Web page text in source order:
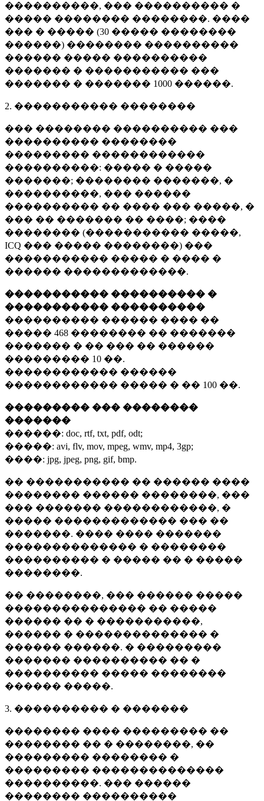
����������, ��� ���������� �
����� �������� ��������. ����
��� � ����� (30 ����� ��������
������) �������� ����������
������ ����� ����������
������� � ����������� ���
������� � ������� 1000 ������.
2. ����������� ��������
��� �������� ���������� ���
���������� ��������
��������� ������������
����������: ����� � �����
�������; �������� �������, �
����������, ��� ������
���������� �� ���� ��� �����, �
��� �� ������� �� ����; ����
�������� (����������� �����,
ICQ ��� ����� ��������) ���
����������� ����� � ���� �
������ �������������.
����������� ���������� �
����������� ����������
���������� ������ ���� ��
����� 468 �������� �� �������
������� � �� ��� �� ������
��������� 10 ��.
������������ ������
������������ ����� � �� 100 ��.
��������� ��� ��������
�������
������: doc, rtf, txt, pdf, odt;
�����: avi, flv, mov, mpeg, wmv, mp4, 3gp;
����: jpg, jpeg, png, gif, bmp.
�� ����������� �� ������ ����
�������� ������ ��������, ���
��� ������� ������������, �
����� ������������� ��� ��
�������. ���� ���� �������
�������������� � ��������
���������� � ����� �� � �����
��������.
�� ��������, ��� ������ �����
��������������� �� �����
������ �� � �����������,
������ � �������������� �
������ ������. � ���������
������� ���������� �� �
���������� ����� ��������
������ �����.
3. ���������� � �������
�������� ���� ��������� ��
�������� �� � ��������, ��
��������� �������� �
��������� ��������������
����������. ��� ������
�������� ����������